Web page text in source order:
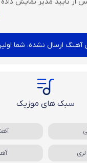
آهنگ ارسال نشده، شما
سبک های موزیک